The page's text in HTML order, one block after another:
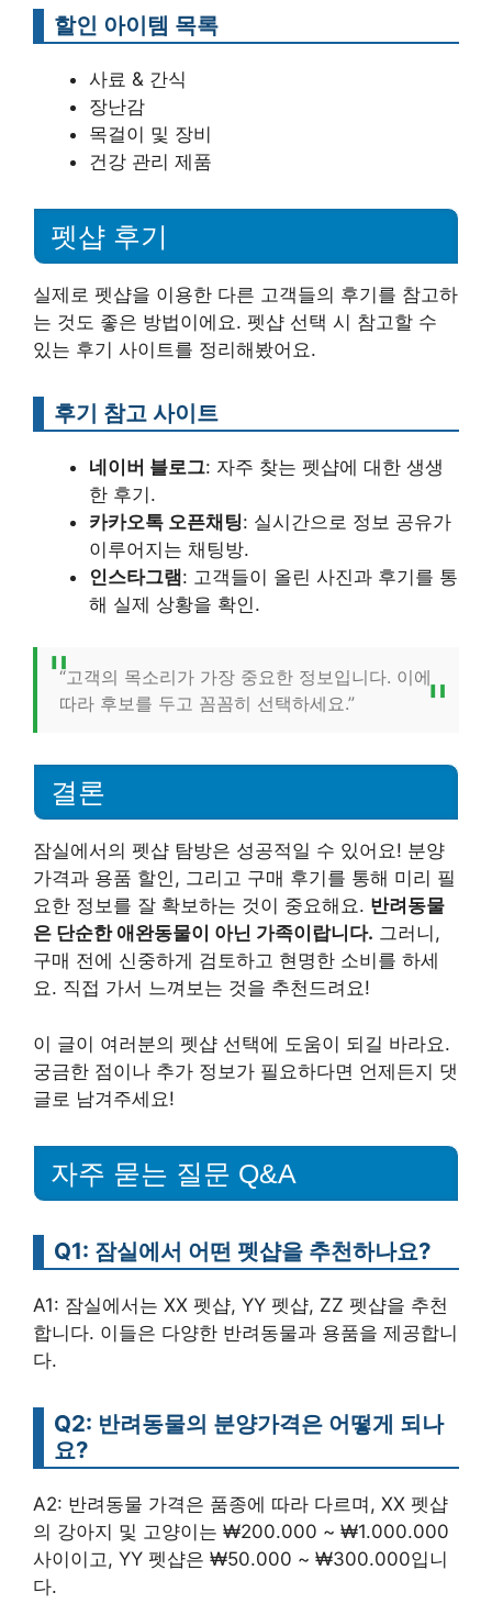
할인 아이템 목록
사료 & 간식
장난감
목걸이 및 장비
건강 관리 제품
펫샵 후기
실제로 펫샵을 이용한 다른 고객들의 후기를 참고하
는 것도 좋은 방법이에요. 펫샵 선택 시 참고할 수
있는 후기 사이트를 정리해봤어요.
후기 참고 사이트
네이버 블로그: 자주 찾는 펫샵에 대한 생생
한 후기.
카카오톡 오픈채팅: 실시간으로 정보 공유가
이루어지는 채팅방.
인스타그램: 고객들이 올린 사진과 후기를 통
해 실제 상황을 확인.
“고객의 목소리가 가장 중요한 정보입니다. 이에
따라 후보를 두고 꼼꼼히 선택하세요.”
결론
잠실에서의 펫샵 탐방은 성공적일 수 있어요! 분양
가격과 용품 할인, 그리고 구매 후기를 통해 미리 필
요한 정보를 잘 확보하는 것이 중요해요. 반려동물
은 단순한 애완동물이 아닌 가족이랍니다. 그러니,
구매 전에 신중하게 검토하고 현명한 소비를 하세
요. 직접 가서 느껴보는 것을 추천드려요!
이 글이 여러분의 펫샵 선택에 도움이 되길 바라요.
궁금한 점이나 추가 정보가 필요하다면 언제든지 댓
글로 남겨주세요!
자주 묻는 질문 Q&A
Q1: 잠실에서 어떤 펫샵을 추천하나요?
A1: 잠실에서는 XX 펫샵, YY 펫샵, ZZ 펫샵을 추천
합니다. 이들은 다양한 반려동물과 용품을 제공합니
다.
Q2: 반려동물의 분양가격은 어떻게 되나
요?
A2: 반려동물 가격은 품종에 따라 다르며, XX 펫샵
의 강아지 및 고양이는 ₩200.000 ~ ₩1.000.000
사이이고, YY 펫샵은 ₩50.000 ~ ₩300.000입니
다.